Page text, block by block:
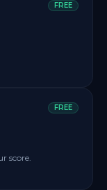
FREE
FREE
score.